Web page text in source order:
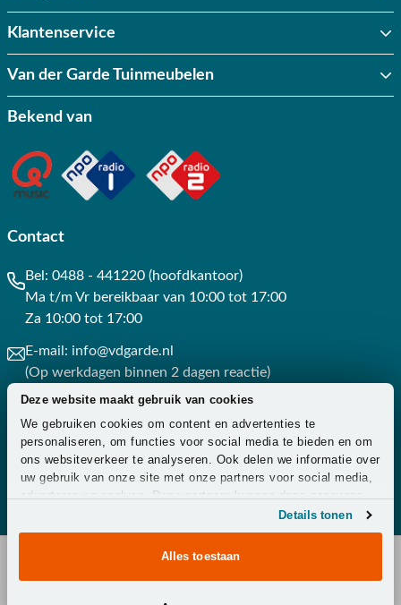
Deze website maakt gebruik van cookies
We gebruiken cookies om content en advertenties te
personaliseren, om functies voor social media te bieden en om
ons websiteverkeer te analyseren. Ook delen we informatie over
uw gebruik van onze site met onze partners voor social media,
adverteren en analyse. Deze partners kunnen deze gegevens
combineren met andere informatie die u aan ze heeft verstrekt
of die ze hebben verzameld op basis van uw gebruik van hun
Details tonen
Alles toestaan
Klantenservice
Van der Garde Tuinmeubelen
Bekend van
Contact
Bel: 0488 - 441220 (hoofdkantoor)
Ma t/m Vr bereikbaar van 10:00 tot 17:00
Za 10:00 tot 17:00
E-mail: info@vdgarde.nl
(Op werkdagen binnen 2 dagen reactie)
Whatsapp: 0488441220
(Op werkdagen binnen 3 uur reactie)